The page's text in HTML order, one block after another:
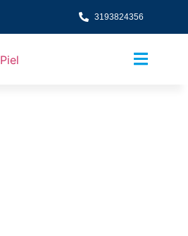
3193824356